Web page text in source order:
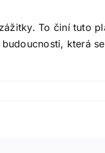
To činí tuto
která